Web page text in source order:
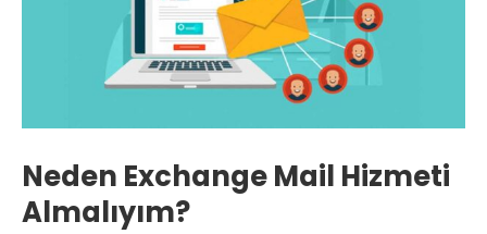
Neden Exchange Mail Hizmeti
Almalıyım?